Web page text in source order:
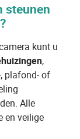
steunen
kunt u
,
plafond- of
Alle
en veilige